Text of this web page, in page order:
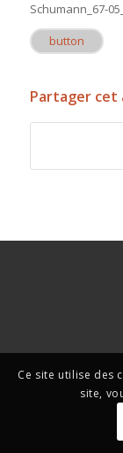
Schumann_67-
button
Partager cet
Ce site utilise des
site,